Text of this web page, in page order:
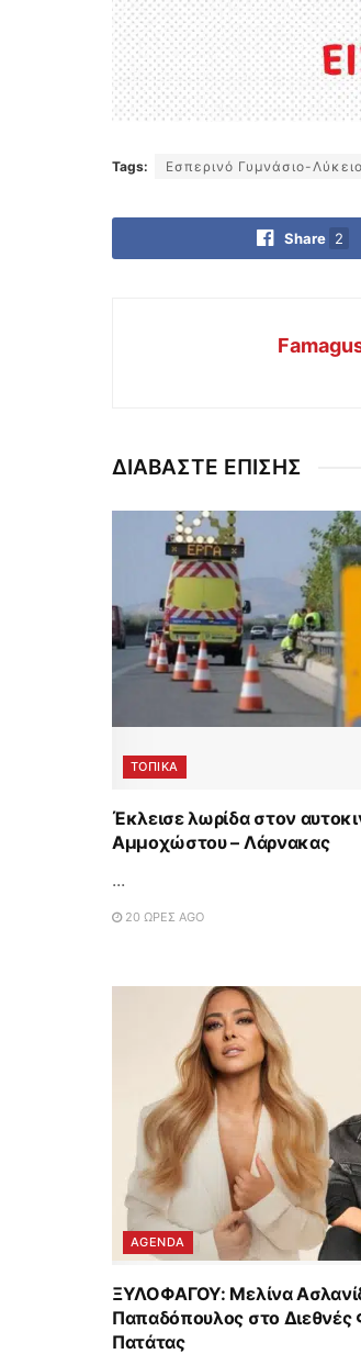
Tags: Εσπερινό Γυμνάσιο-
Share 2
ΔΙΑΒΑΣΤΕ ΕΠΙΣΗΣ
ΤΟΠΙΚΑ
Έκλεισε λωρίδα στον
Αμμοχώστου – Λάρνακας
...
20 ΏΡΕΣ AGO
AGENDA
ΞΥΛΟΦΑΓΟΥ: Μελίνα
Παπαδόπουλος στο Διεθνές
Πατάτας